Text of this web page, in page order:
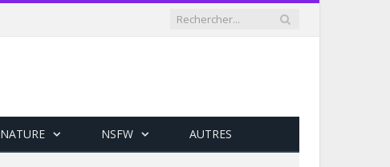
NATURE NSFW AUTRES